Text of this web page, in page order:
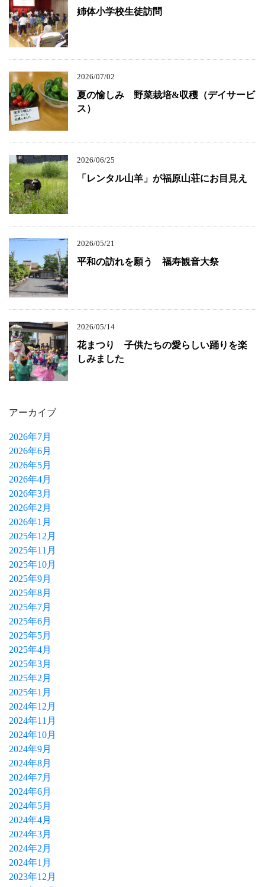
姉体小学校生徒訪問
2026/07/02
夏の愉しみ 野菜栽培&収穫（デイサービ
ス）
2026/06/25
「レンタル山羊」が福原山荘にお目見え
2026/05/21
平和の訪れを願う 福寿観音大祭
2026/05/14
花まつり 子供たちの愛らしい踊りを楽
しみました
アーカイブ
2026年7月
2026年6月
2026年5月
2026年4月
2026年3月
2026年2月
2026年1月
2025年12月
2025年11月
2025年10月
2025年9月
2025年8月
2025年7月
2025年6月
2025年5月
2025年4月
2025年3月
2025年2月
2025年1月
2024年12月
2024年11月
2024年10月
2024年9月
2024年8月
2024年7月
2024年6月
2024年5月
2024年4月
2024年3月
2024年2月
2024年1月
2023年12月